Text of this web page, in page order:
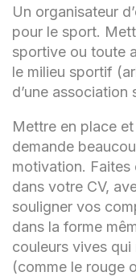
Un organisateur
pour le sport.
sportive ou toute
le milieu sportif
d’une
Mettre en place
demande
motivation. Faites
dans votre CV,
souligner vos
dans la forme
couleurs vives
(comme le rouge